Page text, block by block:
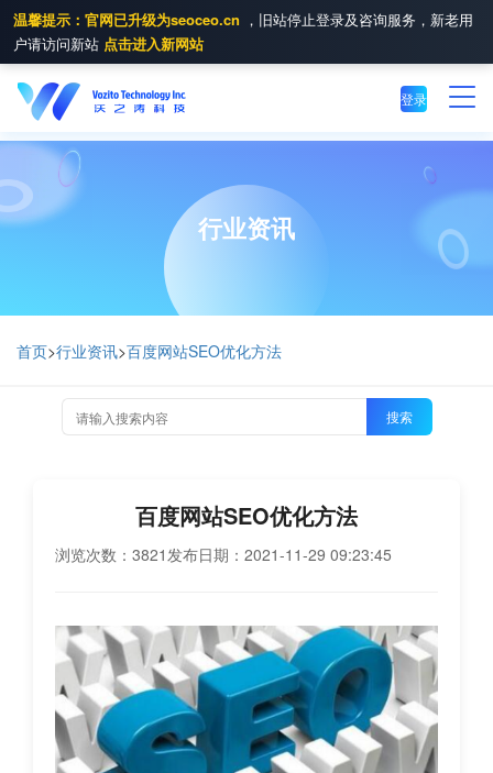
温馨提示：官网已升级为seoceo.cn ，旧站停止登录及咨询服务，新老用
户请访问新站 点击进入新网站
登录
行业资讯
首页>行业资讯>百度网站SEO优化方法
搜索
百度网站SEO优化方法
浏览次数：3821发布日期：2021-11-29 09:23:45